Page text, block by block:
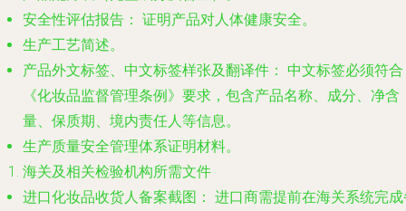
安全性评估报告： 证明产品对人体健康安全。
生产工艺简述。
产品外文标签、中文标签样张及翻译件：
中文标签必须符合
《化妆品监督管理条例》要求，包含产品名称、成分、净含
量、保质期、境内责任人等信息。
生产质量安全管理体系证明材料。
海关及相关检验机构所需文件
进口化妆品收货人备案截图： 进口商需提前在海关系统完